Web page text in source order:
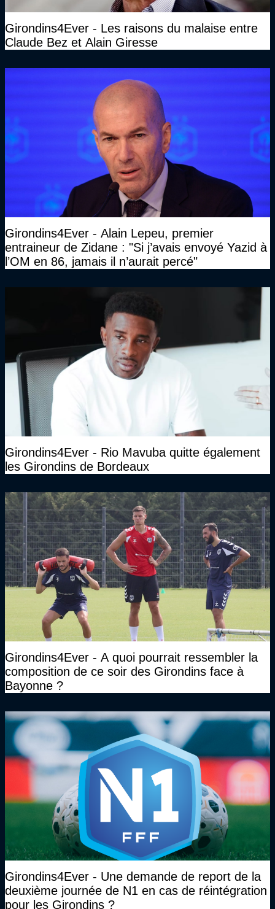
Girondins4Ever - Les raisons du malaise entre
Claude Bez et Alain Giresse
Girondins4Ever - Alain Lepeu, premier
entraineur de Zidane : "Si j’avais envoyé Yazid à
l’OM en 86, jamais il n’aurait percé"
Girondins4Ever - Rio Mavuba quitte également
les Girondins de Bordeaux
Girondins4Ever - A quoi pourrait ressembler la
composition de ce soir des Girondins face à
Bayonne ?
Girondins4Ever - Une demande de report de la
deuxième journée de N1 en cas de réintégration
pour les Girondins ?